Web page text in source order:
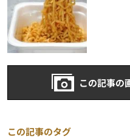
この記事の
この記事のタグ